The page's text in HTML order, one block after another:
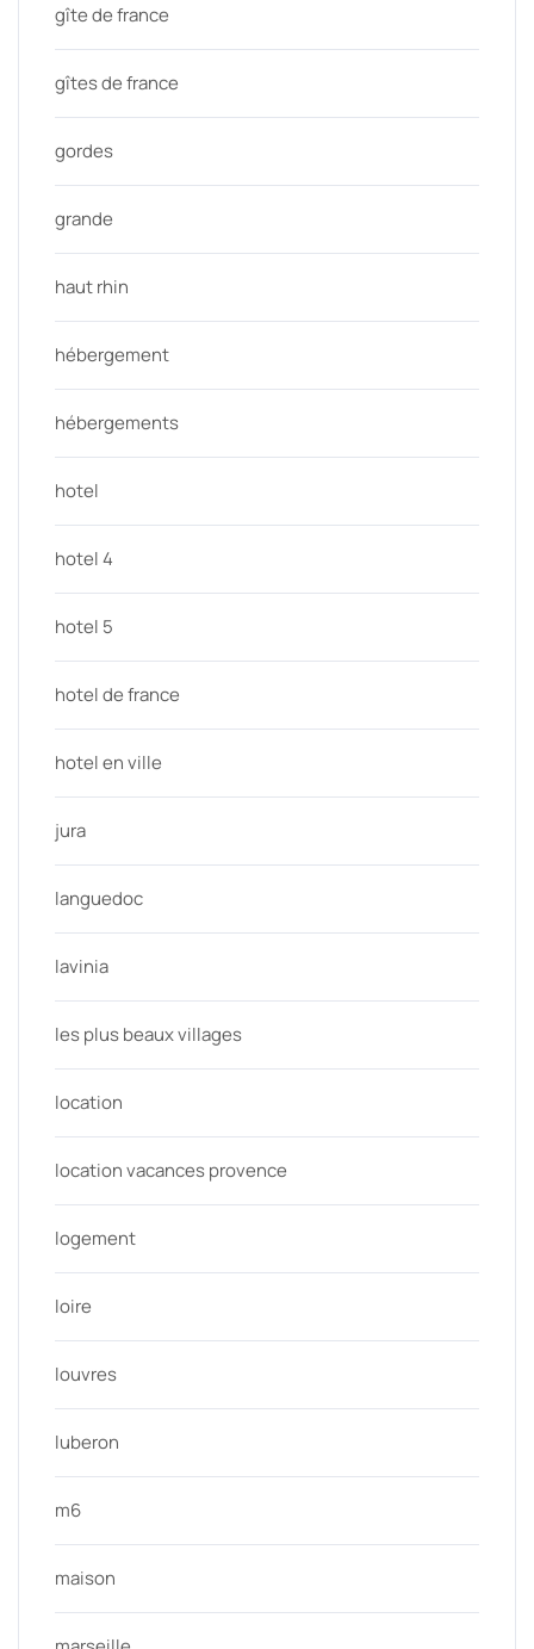
gîte de france
gîtes de france
gordes
grande
haut rhin
hébergement
hébergements
hotel
hotel 4
hotel 5
hotel de france
hotel en ville
jura
languedoc
lavinia
les plus beaux villages
location
location vacances provence
logement
loire
louvres
luberon
m6
maison